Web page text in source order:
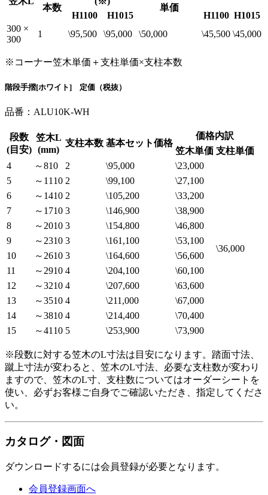
本数
単価
H1100 H1015 H1100 H1015
300 ×
300
1 \95,500 \95,000 \50,000 \45,500 \45,000
※コーナー笠木単価＋支柱単価×支柱本数
階段手摺[ホワイト] 定価（税抜）
品番：ALU10K-WH
段数
(目安)
笠木L
(mm)
支柱本数 基本セット価格
価格内訳
笠木単価 支柱単価
4
～810 2 \95,000 \23,000
\36,000
5 ～1110 2 \99,100
\27,100
6
～1410 2 \105,200
\33,200
7
～1710 3 \146,900
\38,900
8
～2010 3 \154,800
\46,800
9
～2310 3 \161,100
\53,100
10
～2610 3 \164,600
\56,600
11
～2910 4 \204,100
\60,100
12
～3210 4 \207,600
\63,600
13
～3510 4 \211,000
\67,000
14
～3810 4 \214,400
\70,400
15
～4110 5 \253,900 \73,900
※段数に対する笠木のL寸法は目安になります。踏面寸法、
蹴上寸法が変わると、笠木のL寸法、必要な支柱数が変わり
ますので、笠木のL寸、支柱数についてはオーダーシートを
使い、必ずお客様ご自身でご確認いただき、指定してくださ
い。
カタログ・図面
ダウンロードするには会員登録が必要となります。
会員登録画面へ